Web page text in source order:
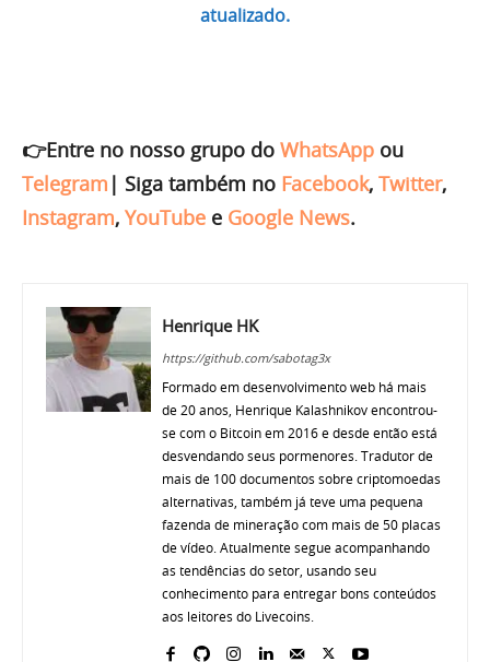
atualizado.
👉Entre no nosso grupo do WhatsApp ou
Telegram | Siga também no Facebook, Twitter,
Instagram, YouTube e Google News.
Henrique HK
https://github.com/sabotag3x
Formado em desenvolvimento web há mais
de 20 anos, Henrique Kalashnikov encontrou-
se com o Bitcoin em 2016 e desde então está
desvendando seus pormenores. Tradutor de
mais de 100 documentos sobre criptomoedas
alternativas, também já teve uma pequena
fazenda de mineração com mais de 50 placas
de vídeo. Atualmente segue acompanhando
as tendências do setor, usando seu
conhecimento para entregar bons conteúdos
aos leitores do Livecoins.